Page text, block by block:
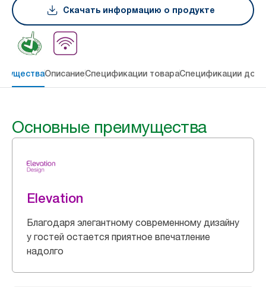
Скачать информацию о продукте
ОписаниеСпецификации товараСпецификации
Основные преимущества
Elevation
Благодаря элегантному современному дизайну
у гостей остается приятное впечатление
надолго